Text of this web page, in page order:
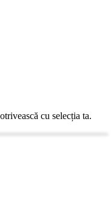
cu selecția ta.